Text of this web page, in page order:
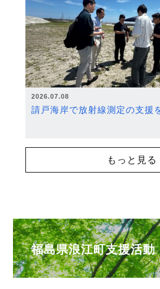
2026.07.08
請戸海岸で放射線測定の支援
もっと見る
福島県浪江町支援活動